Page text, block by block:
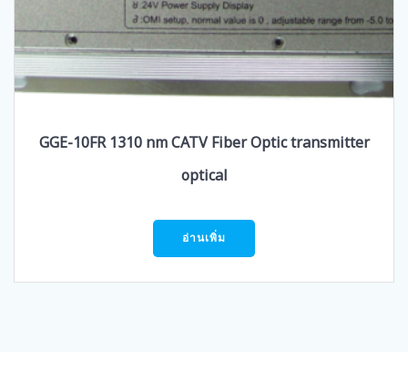
GGE-10FR 1310 nm CATV Fiber Optic transmitter
optical
อ่านเพิ่ม